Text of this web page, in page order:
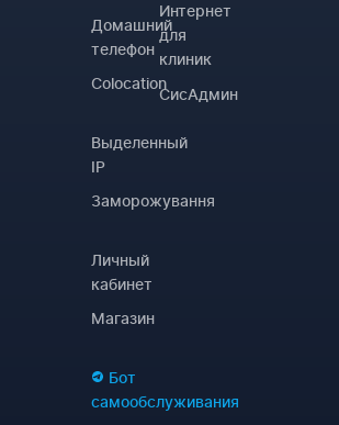
Домашний
телефон
Colocation
Выделенный
IP
Заморожування
Личный
кабинет
Магазин
Бот
самообслуживания
Интернет
для
клиник
СисАдмин